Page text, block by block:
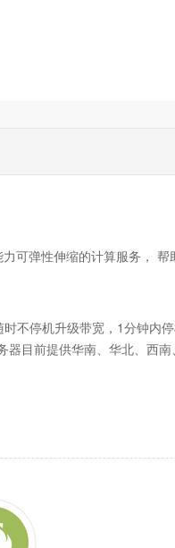
可弹性伸缩的计算服务，
不停机升级带宽，1分钟内
目前提供华南、华北、西南